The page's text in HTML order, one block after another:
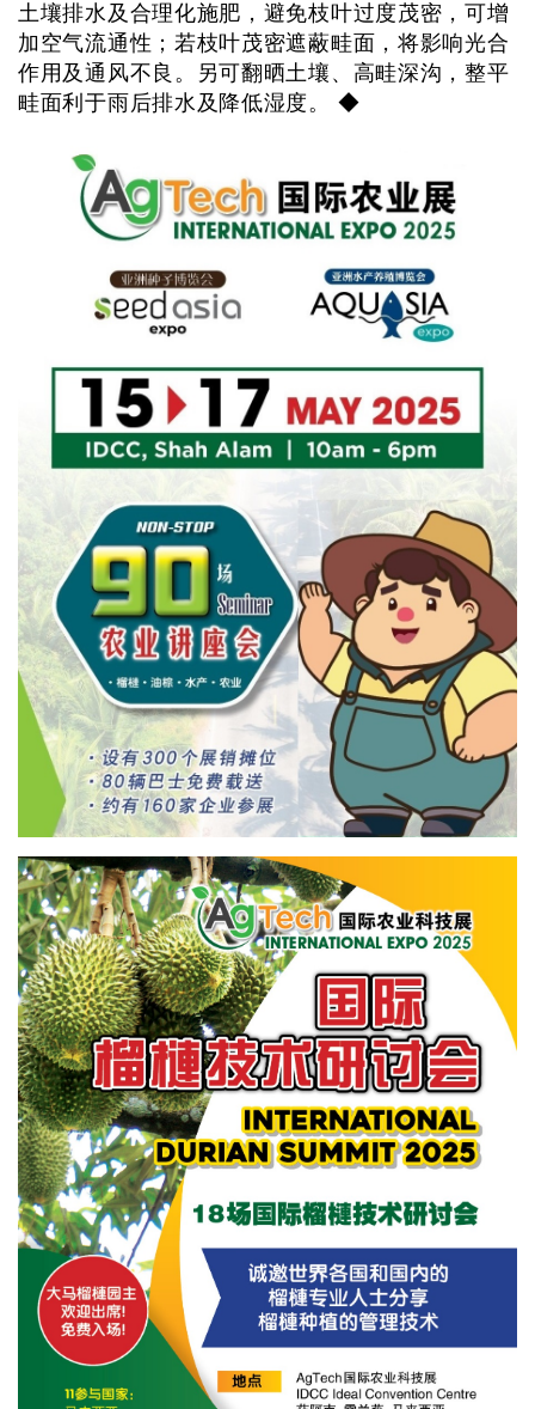
土壤排水及合理化施肥，避免枝叶过度茂密，可增
加空气流通性；若枝叶茂密遮蔽畦面，将影响光合
作用及通风不良。另可翻晒土壤、高畦深沟，整平
畦面利于雨后排水及降低湿度。 ◆